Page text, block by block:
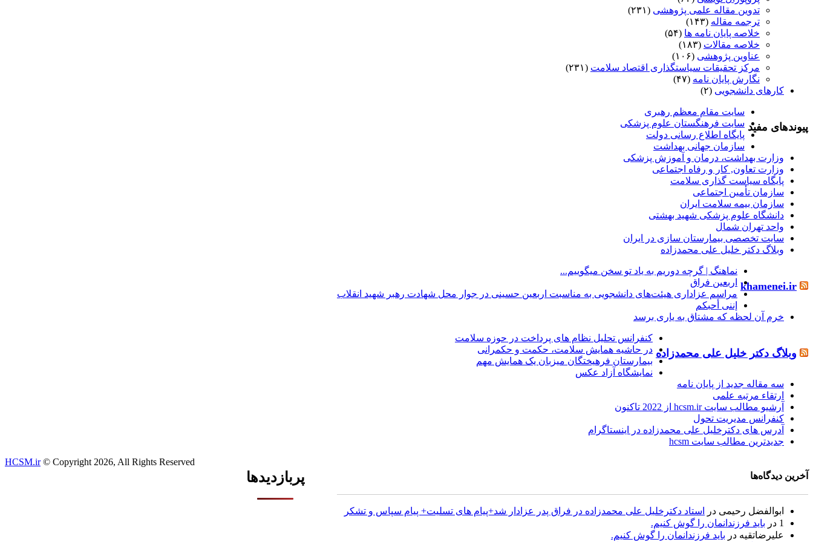
تدوین مقاله علمی پژوهشی (۲۳۱)
ترجمه مقاله (۱۴۳)
خلاصه پایان نامه ها (۵۴)
خلاصه مقالات (۱۸۳)
عناوین پژوهشی (۱۰۶)
مرکز تحقیقات سیاستگذاری اقتصاد سلامت (۲۳۱)
نگارش پایان نامه (۴۷)
کارهای دانشجویی (۲)
پیوندهای مفید
سایت مقام معظم رهبری
سایت فرهنگستان علوم پزشکی
پایگاه اطلاع رسانی دولت
سازمان جهانی بهداشت
وزارت بهداشت، درمان و آموزش پزشکی
وزارت تعاون, کار و رفاه اجتماعی
پایگاه سیاست گذاری سلامت
سازمان تأمین اجتماعی
سازمان بیمه سلامت ایران
دانشگاه علوم پزشکی شهید بهشتی
واحد تهران شمال
سایت تخصصی بیمارستان سازی در ایران
وبلاگ دکتر خلیل علی محمدزاده
khamenei.ir
نماهنگ |‌ گرچه دوریم به یاد تو سخن میگوییم...
اربعین فراق
مراسم عزاداری هیئت‌های دانشجویی به مناسبت اربعین حسینی در جوار محل شهادت رهبر شهید انقلاب
إننی أحبکم
خرم آن لحظه که مشتاق به یاری برسد
وبلاگ دکتر خلیل علی محمدزاده
کنفرانس تحلیل نظام های پرداخت در حوزه سلامت
در حاشیه همایش سلامت، حکمت و حکمرانی
بیمارستان فرهیختگان میزبان یک همایش مهم
نمایشگاه آزاد عکس
سه مقاله جدید از پایان نامه
ارتقاء مرتبه علمی
آرشیو مطالب سایت hcsm.ir از 2022 تاکنون
کنفرانس مدیریت تحول
آدرس های دکترخلیل علی محمدزاده در اینستاگرام
جدیدترین مطالب سایت hcsm
آخرین دیدگاه‌ها
ابوالفضل رحیمی در
استاد دکترخلیل علی محمدزاده در فراق پدر عزادار شد+پیام های تسلیت+ پیام سپاس و تشکر
1 در باید فرزندانمان را گوش کنیم.
علیرضاتقیه در باید فرزندانمان را گوش کنیم.
پربازدیدها
HCSM.ir© Copyright 2026, All Rights Reserved